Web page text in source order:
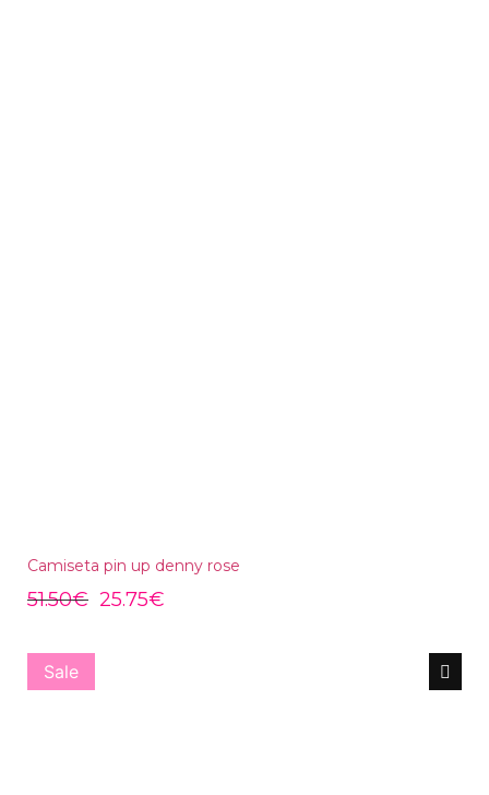
Camiseta pin up denny rose
51.50€ 25.75€
Sale